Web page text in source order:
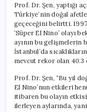
Prof. Dr. Şen, yaptığı
Türkiye’nin doğal
geçeceğini belirtti.
‘Süper El Nino’ olayı
ayının bu gelişmelerin
İstanbul’da
mevcut rekor olan 40.3
Prof. Dr. Şen, “Bu yıl
El Nino’nun etkileri
itibaren bu olayın
ilerleyen aylarında,